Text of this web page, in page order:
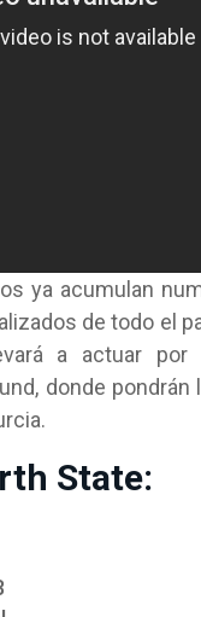
ya acumulan
de todo el
a actuar por
donde
State: